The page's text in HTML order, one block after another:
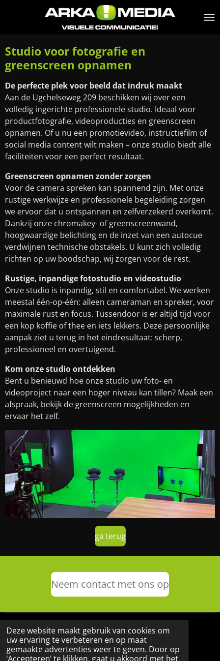
Deze website maakt gebruik van cookies om
uw ervaring te verbeteren en op maat
gemaakte advertenties weer te geven. Door op
‘Accepteren’ te klikken, gaat u akkoord met het
de
hoofdinhoud
Studio voor fotografie en
greenscreen opnamen
De perfecte plek voor beeld dat indruk maakt
Aan de Ugchelseweg 209 beschikken wij over een
volledig ingerichte professionele studio. Ideaal voor
productfotografie, videoproducties en greenscreen
opnamen. Of u nu een promotievideo, instructiefilm of
social media content wilt maken – onze studio biedt alle
faciliteiten voor een perfect resultaat.
Greenscreen opnamen zonder zorgen
Voor de camera spreken kan spannend zijn. Met onze
rustige werkwijze en professionele begeleiding zorgen
we ervoor dat u ontspannen en zelfverzekerd overkomt.
Dankzij onze chromakey- of greenscreenwand,
hoogwaardige belichting en de inzet van een autocue
verdwijnen technische obstakels. U kunt zich volledig
richten op uw boodschap, wij zorgen voor de rest.
Rustige, inpandige fotostudio en videostudio
Onze studio is inpandig, stil en comfortabel. We werken
meestal één-op-één: alleen cameraman en spreker, voor
maximale rust en focus. Tussendoor is er altijd tijd voor
een kop koffie of thee en iets lekkers. Deze persoonlijke
aanpak ziet u terug in het eindresultaat: scherp,
professioneel en overtuigend.
Kom onze studio ontdekken
Bent u benieuwd hoe onze studio uw foto- en
videoproject naar een hoger niveau kan tillen? Maak een
afspraak, bekijk de greenscreen mogelijkheden en
ervaar het zelf.
ga terug
Neem contact met ons op
© 2025 - 2026 ARKA media